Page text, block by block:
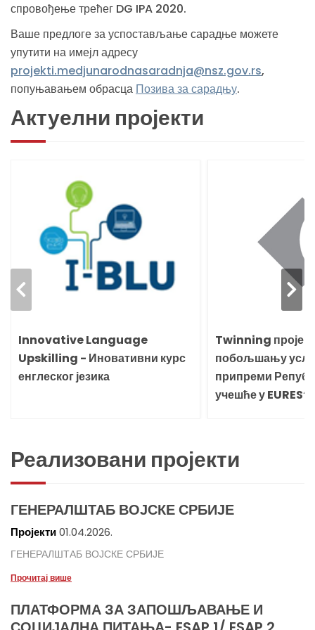
спровођење трећег DG IPA 2020.
Ваше предлоге за успостављање сарадње можете
упутити на имејл адресу
projekti.medjunarodnasaradnja@nsz.gov.rs,
попуњавањем обрасца Позива за сарадњу.
Актуелни пројекти
Innovative Language
Upskilling - Иновативни курс
енглеског језика
Twinning
побољшању
припреми
учешће у EURES“
Реализовани пројекти
ГЕНЕРАЛШТАБ ВОЈСКЕ СРБИЈЕ
Пројекти01.04.2026.
ГЕНЕРАЛШТАБ ВОЈСКЕ СРБИЈЕ
Прочитај више
ПЛАТФОРМА ЗА ЗАПОШЉАВАЊЕ И